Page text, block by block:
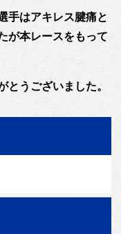
手はアキレス腱痛と
が本レースをもって
とうございました。